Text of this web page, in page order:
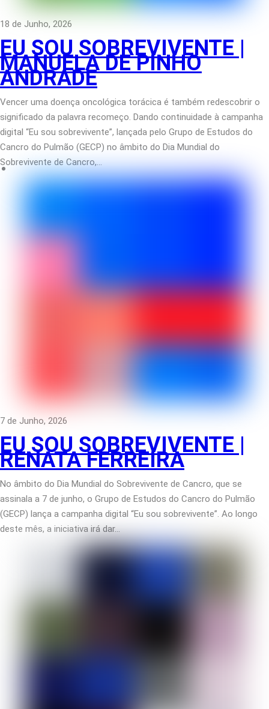
18 de Junho, 2026
EU SOU SOBREVIVENTE |
MANUELA DE PINHO
ANDRADE
Vencer uma doença oncológica torácica é também redescobrir o
significado da palavra recomeço. Dando continuidade à campanha
digital “Eu sou sobrevivente”, lançada pelo Grupo de Estudos do
Cancro do Pulmão (GECP) no âmbito do Dia Mundial do
Sobrevivente de Cancro,…
7 de Junho, 2026
EU SOU SOBREVIVENTE |
RENATA FERREIRA
No âmbito do Dia Mundial do Sobrevivente de Cancro, que se
assinala a 7 de junho, o Grupo de Estudos do Cancro do Pulmão
(GECP) lança a campanha digital “Eu sou sobrevivente”. Ao longo
deste mês, a iniciativa irá dar…